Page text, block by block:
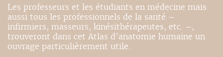
Les professeurs et les étudiants en médecine mais
aussi tous les professionnels de la santé –
infirmiers, masseurs, kinésithérapeutes, etc. –,
trouveront dans cet Atlas d’anatomie humaine un
ouvrage particulièrement utile.